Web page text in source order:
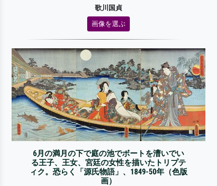
歌川国貞
画像を選ぶ
6月の満月の下で庭の池でボートを漕いでい
る王子、王女、宮廷の女性を描いたトリプテ
ィク。恐らく「源氏物語」、1849-50年（色版
画）